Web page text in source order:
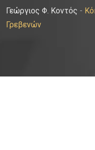
Γεώργιος Φ. Κοντός -
Γρεβενών